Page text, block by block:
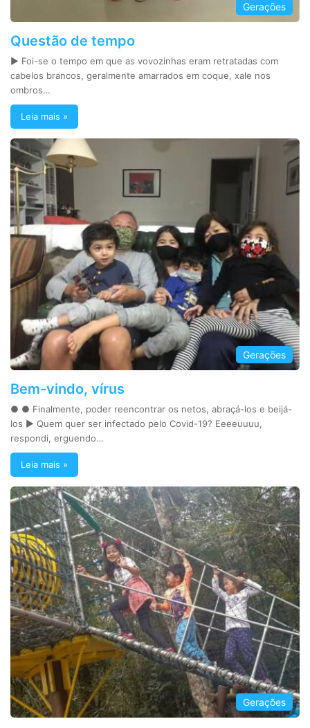
Gerações
Questão de tempo
► Foi-se o tempo em que as vovozinhas eram retratadas com
cabelos brancos, geralmente amarrados em coque, xale nos
ombros…
Leia mais »
Gerações
Bem-vindo, vírus
● ● Finalmente, poder reencontrar os netos, abraçá-los e beijá-
los ► Quem quer ser infectado pelo Covid-19? Eeeeuuuu,
respondi, erguendo…
Leia mais »
Gerações